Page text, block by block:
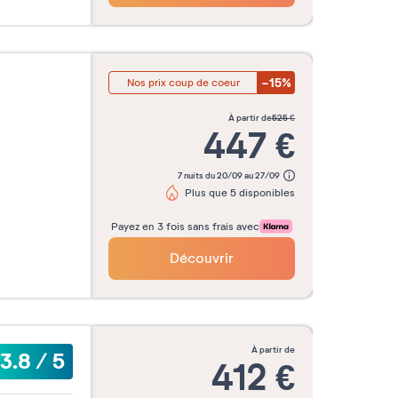
Nos prix coup de coeur -15%
à partir de525€
447€
7 nuits du 20/09 au 27/09
Plus que 5 disponibles
Payez en 3 fois sans frais avec
Découvrir
3.8/5 à partir de
412 €